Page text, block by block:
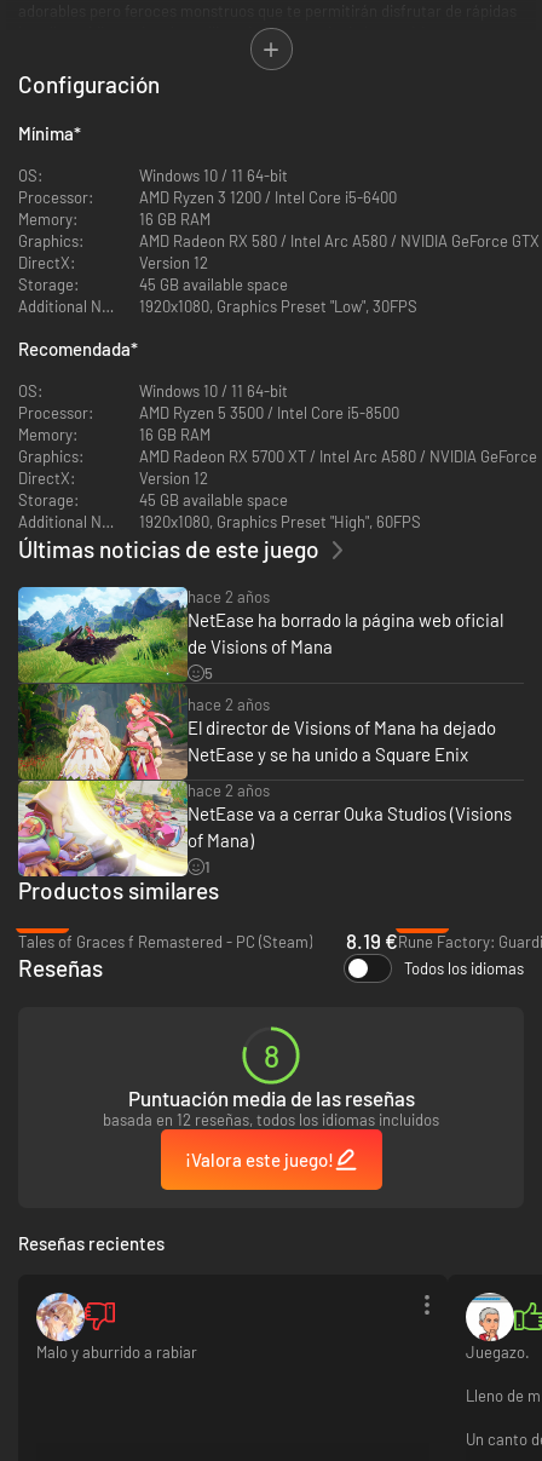
batallas tridimensionales utilizando la potencia de los espíritus
A través de las aventuras que viven con los amigos que se encuentran por
el camino, empiezan a comprender la verdad del mundo.
vuelve a sus raíces.
Los personajes recorren un mundo apasionante plagado de espíritus.
▸Explora el mundo
la vista. Recorre el entorno de forma rápida y segura con tus nuevos
En este juego lucharás contra los enemigos utilizando armas imbuidas
Configuración
Mínima*
OS:
Windows 10 / 11 64-bit
Processor:
AMD Ryzen 3 1200 / Intel Core i5-6400
Memory:
16 GB RAM
Graphics:
AMD Radeon RX 580 / Intel Arc A580 / NVIDIA GeForce GTX
DirectX:
Version 12
Storage:
45 GB available space
Additional Notes:
1920x1080, Graphics Preset "Low", 30FPS
Recomendada*
OS:
Windows 10 / 11 64-bit
Processor:
AMD Ryzen 5 3500 / Intel Core i5-8500
Memory:
16 GB RAM
Graphics:
AMD Radeon RX 5700 XT / Intel Arc A580 / NVIDIA GeForce
DirectX:
Version 12
Storage:
45 GB available space
Additional Notes:
1920x1080, Graphics Preset "High", 60FPS
Últimas noticias de este juego
hace 2 años
NetEase ha borrado la página web oficial
de Visions of Mana
5
hace 2 años
El director de Visions of Mana ha dejado
NetEase y se ha unido a Square Enix
hace 2 años
NetEase va a cerrar Ouka Studios (Visions
of Mana)
1
Productos similares
Tales of Graces f Remastered - PC (Steam)
8.19 €
Reseñas Todos los idiomas
8
Puntuación media de las reseñas
basada en 12 reseñas, todos los idiomas incluidos
¡Valora este juego!
Reseñas recientes
Malo y aburrido a rabiar Juegazo.
Lleno de
Un canto